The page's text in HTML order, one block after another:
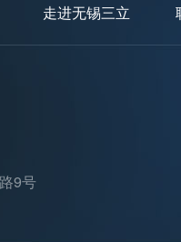
走进无锡三立
9号